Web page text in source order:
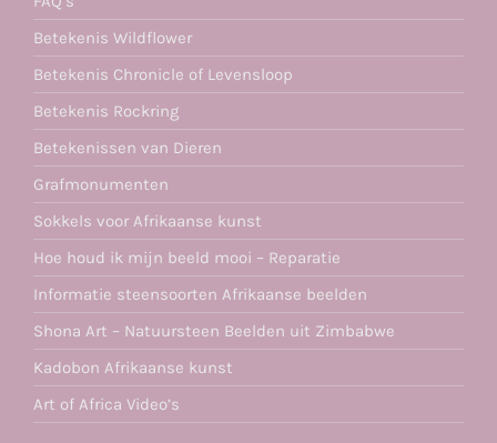
Betekenis Wildflower
Betekenis Chronicle of Levensloop
Betekenis Rockring
Betekenissen van Dieren
Grafmonumenten
Sokkels voor Afrikaanse kunst
Hoe houd ik mijn beeld mooi – Reparatie
Informatie steensoorten Afrikaanse beelden
Shona Art – Natuursteen Beelden uit Zimbabwe
Kadobon Afrikaanse kunst
Art of Africa Video’s